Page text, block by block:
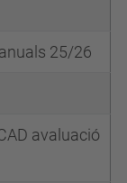
25/26
avaluació